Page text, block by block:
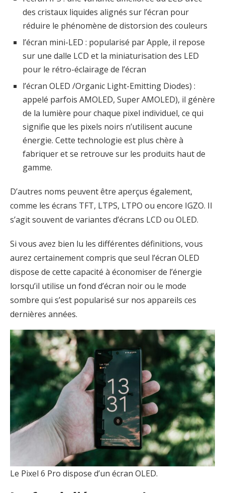
des cristaux liquides alignés sur l’écran pour
réduire le phénomène de distorsion des couleurs
l’écran mini-LED : popularisé par Apple, il repose
sur une dalle LCD et la miniaturisation des LED
pour le rétro-éclairage de l’écran
l’écran OLED /Organic Light-Emitting Diodes) :
appelé parfois AMOLED, Super AMOLED), il génère
de la lumière pour chaque pixel individuel, ce qui
signifie que les pixels noirs n’utilisent aucune
énergie. Cette technologie est plus chère à
fabriquer et se retrouve sur les produits haut de
gamme.
D’autres noms peuvent être aperçus également,
comme les écrans TFT, LTPS, LTPO ou encore IGZO. Il
s’agit souvent de variantes d’écrans LCD ou OLED.
Si vous avez bien lu les différentes définitions, vous
aurez certainement compris que seul l’écran OLED
dispose de cette capacité à économiser de l’énergie
lorsqu’il utilise un fond d’écran noir ou le mode
sombre qui s’est popularisé sur nos appareils ces
dernières années.
Le Pixel 6 Pro dispose d’un écran OLED.